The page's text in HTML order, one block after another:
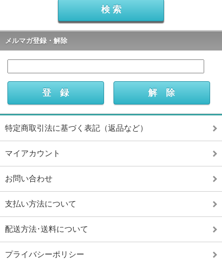
メルマガ登録・解除
特定商取引法に基づく表記（返品など）
マイアカウント
お問い合わせ
支払い方法について
配送方法･送料について
プライバシーポリシー